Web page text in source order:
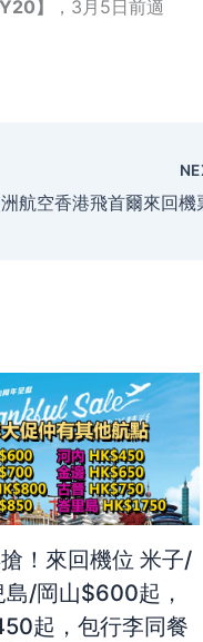
】
，3月5日前適
！來回機位 米子/
/岡山$600起，
起，包行李同餐